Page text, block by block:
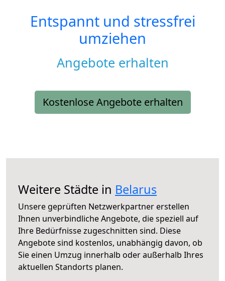
Entspannt und stressfrei
umziehen
Angebote erhalten
Kostenlose Angebote erhalten
Weitere Städte in Belarus
Unsere geprüften Netzwerkpartner erstellen
Ihnen unverbindliche Angebote, die speziell auf
Ihre Bedürfnisse zugeschnitten sind. Diese
Angebote sind kostenlos, unabhängig davon, ob
Sie einen Umzug innerhalb oder außerhalb Ihres
aktuellen Standorts planen.